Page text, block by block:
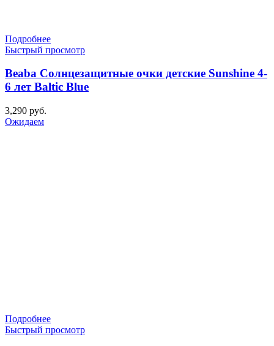
Подробнее
Быстрый просмотр
Beaba Солнцезащитные очки детские Sunshine 4-
6 лет Baltic Blue
3,290 руб.
Ожидаем
Подробнее
Быстрый просмотр